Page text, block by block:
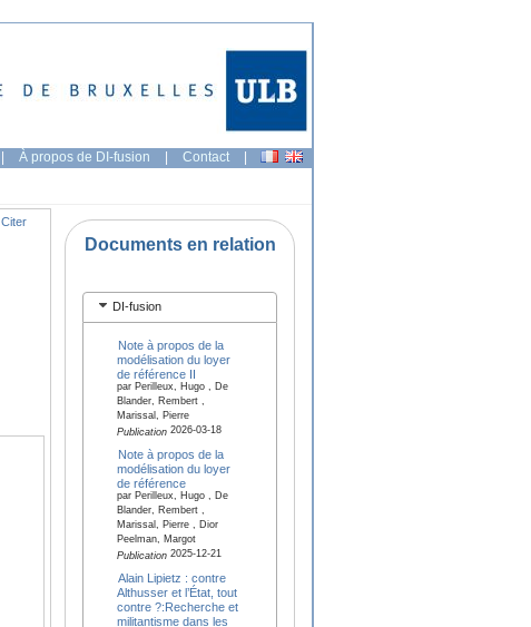
| À propos de DI-fusion | Contact |
Citer
Documents en relation
DI-fusion
Note à propos de la
modélisation du loyer
de référence II
par Perilleux, Hugo , De
Blander, Rembert ,
Marissal, Pierre
Publication2026-03-18
Note à propos de la
modélisation du loyer
de référence
par Perilleux, Hugo , De
Blander, Rembert ,
Marissal, Pierre , Dior
Peelman, Margot
Publication2025-12-21
Alain Lipietz : contre
Althusser et l’État, tout
contre ?:Recherche et
militantisme dans les